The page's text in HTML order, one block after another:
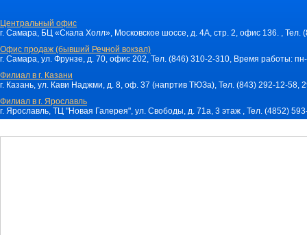
Центральный офис
г. Самара, БЦ «Скала Холл», Московское шоссе, д. 4А, стр. 2, офис 136. ,
Офис продаж (бывший Речной вокзал)
г. Самара, ул. Фрунзе, д. 70, офис 202, Тел. (846) 310-2-310, Время работы:
Филиал в г. Казани
г. Казань, ул. Кави Наджми, д. 8, оф. 37 (напртив ТЮЗа), Тел. (843) 292-12-
Филиал в г. Ярославль
г. Ярославль, ТЦ "Новая Галерея", ул. Свободы, д. 71a, 3 этаж , Тел. (4852)